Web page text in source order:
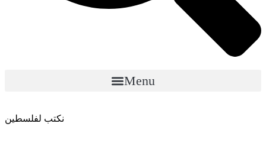
Menu
نكتب لفلسطين